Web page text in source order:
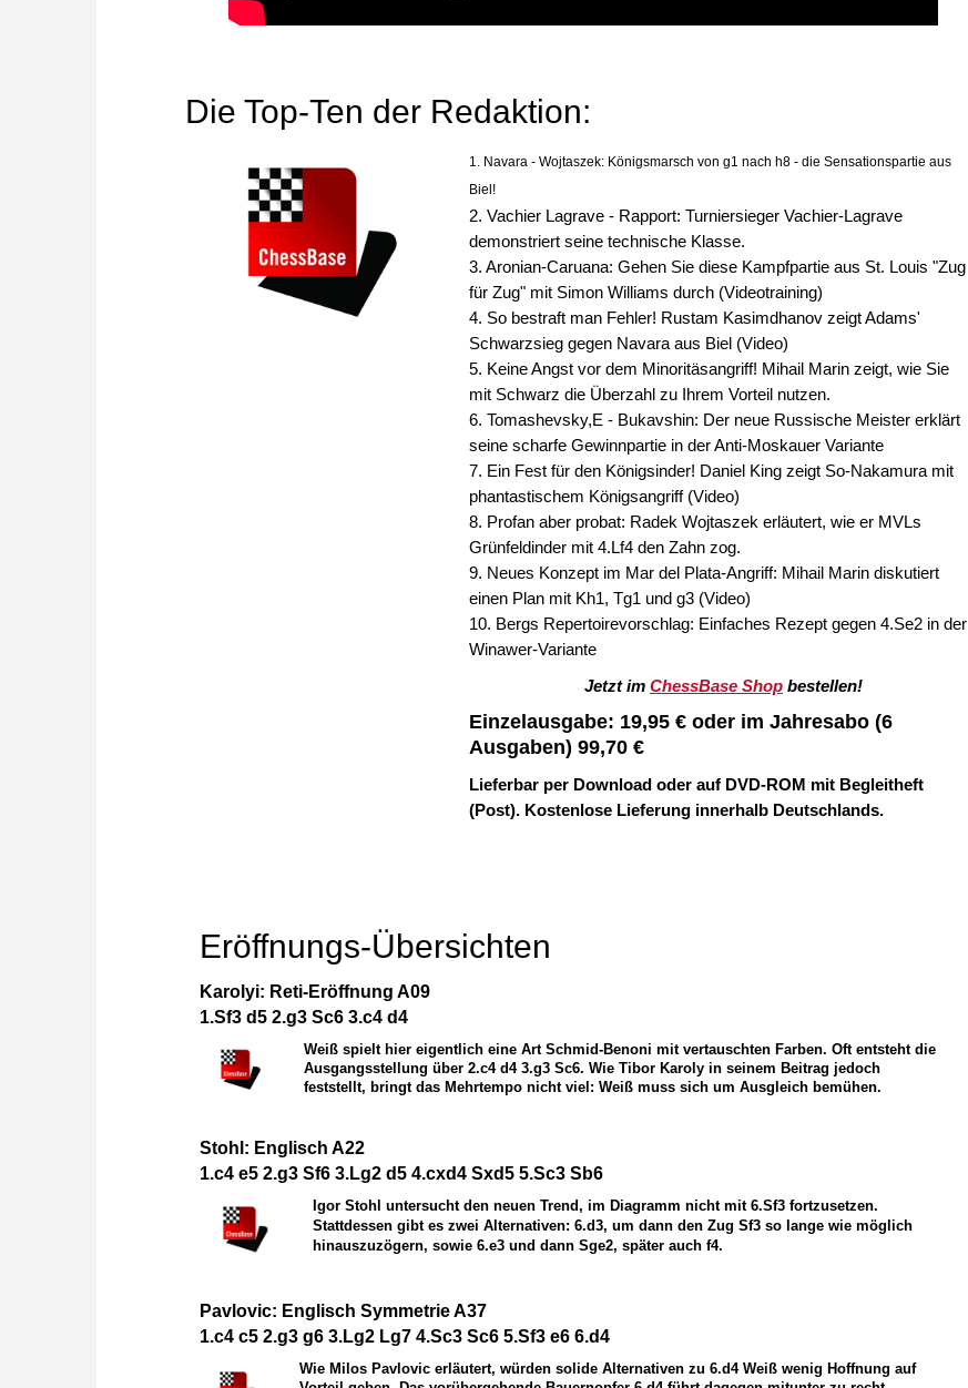
Die Top-Ten der Redaktion:
1. Navara - Wojtaszek: Königsmarsch von g1 nach h8 - die Sensationspartie aus
Biel!
2. Vachier Lagrave - Rapport: Turniersieger Vachier-Lagrave
demonstriert seine technische Klasse.
3. Aronian-Caruana: Gehen Sie diese Kampfpartie aus St. Louis "Zug
für Zug" mit Simon Williams durch (Videotraining)
4. So bestraft man Fehler! Rustam Kasimdhanov zeigt Adams'
Schwarzsieg gegen Navara aus Biel (Video)
5. Keine Angst vor dem Minoritäsangriff! Mihail Marin zeigt, wie Sie
mit Schwarz die Überzahl zu Ihrem Vorteil nutzen.
6. Tomashevsky,E - Bukavshin: Der neue Russische Meister erklärt
seine scharfe Gewinnpartie in der Anti-Moskauer Variante
7. Ein Fest für den Königsinder! Daniel King zeigt So-Nakamura mit
phantastischem Königsangriff (Video)
8. Profan aber probat: Radek Wojtaszek erläutert, wie er MVLs
Grünfeldinder mit 4.Lf4 den Zahn zog.
9. Neues Konzept im Mar del Plata-Angriff: Mihail Marin diskutiert
einen Plan mit Kh1, Tg1 und g3 (Video)
10. Bergs Repertoirevorschlag: Einfaches Rezept gegen 4.Se2 in der
Winawer-Variante
Jetzt im ChessBase Shop bestellen!
Einzelausgabe: 19,95 € oder im Jahresabo (6
Ausgaben) 99,70 €
Lieferbar per Download oder auf DVD-ROM mit Begleitheft
(Post). Kostenlose Lieferung innerhalb Deutschlands.
Eröffnungs-Übersichten
Karolyi: Reti-Eröffnung A09
1.Sf3 d5 2.g3 Sc6 3.c4 d4
Weiß spielt hier eigentlich eine Art Schmid-Benoni mit vertauschten Farben. Oft entsteht die
Ausgangsstellung über 2.c4 d4 3.g3 Sc6. Wie Tibor Karoly in seinem Beitrag jedoch
feststellt, bringt das Mehrtempo nicht viel: Weiß muss sich um Ausgleich bemühen.
Stohl: Englisch A22
1.c4 e5 2.g3 Sf6 3.Lg2 d5 4.cxd4 Sxd5 5.Sc3 Sb6
Igor Stohl untersucht den neuen Trend, im Diagramm nicht mit 6.Sf3 fortzusetzen.
Stattdessen gibt es zwei Alternativen: 6.d3, um dann den Zug Sf3 so lange wie möglich
hinauszuzögern, sowie 6.e3 und dann Sge2, später auch f4.
Pavlovic: Englisch Symmetrie A37
1.c4 c5 2.g3 g6 3.Lg2 Lg7 4.Sc3 Sc6 5.Sf3 e6 6.d4
Wie Milos Pavlovic erläutert, würden solide Alternativen zu 6.d4 Weiß wenig Hoffnung auf